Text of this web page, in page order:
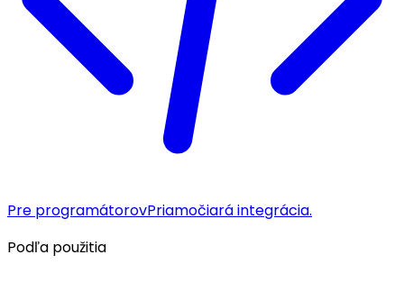
Pre programátorovPriamočiará integrácia.
Podľa použitia